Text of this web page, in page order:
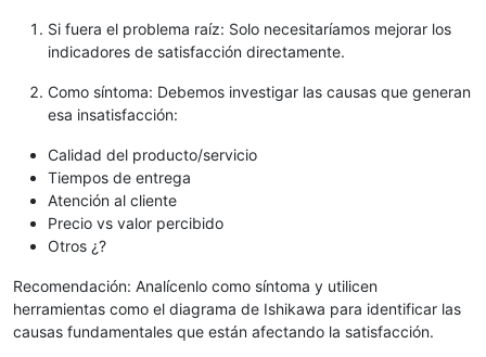
Si fuera el problema raíz: Solo necesitaríamos mejorar los
indicadores de satisfacción directamente.
Como síntoma: Debemos investigar las causas que generan
esa insatisfacción:
Calidad del producto/servicio
Tiempos de entrega
Atención al cliente
Precio vs valor percibido
Otros ¿?
Recomendación: Analícenlo como síntoma y utilicen
herramientas como el diagrama de Ishikawa para identificar las
causas fundamentales que están afectando la satisfacción.